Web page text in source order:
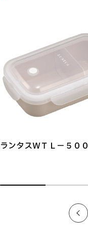
ランタスＷＴＬ－５００